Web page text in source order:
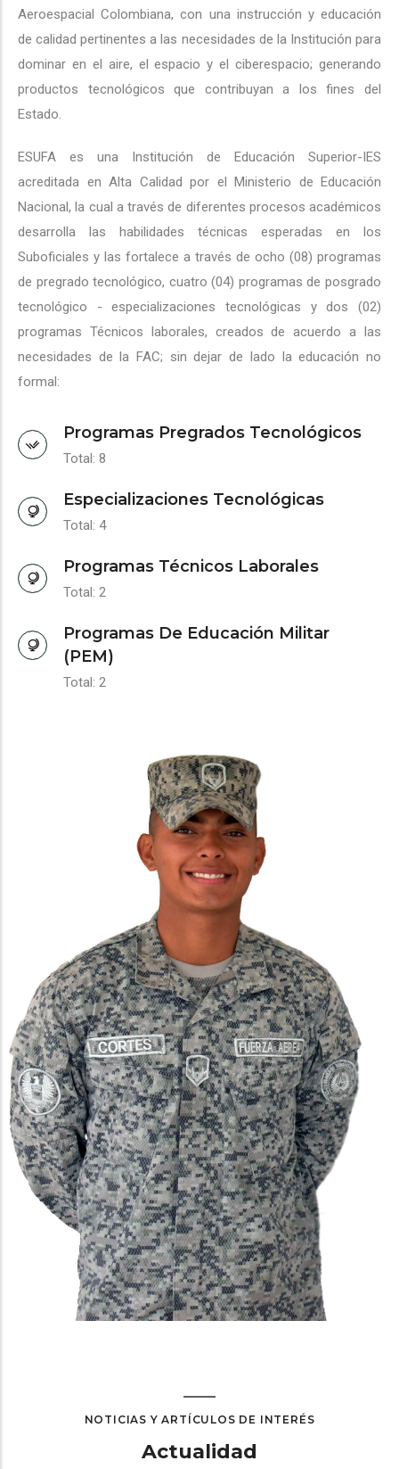
Aeroespacial Colombiana, con una instrucción y educación
de calidad pertinentes a las necesidades de la Institución para
dominar en el aire, el espacio y el ciberespacio; generando
productos tecnológicos que contribuyan a los fines del
Estado.
ESUFA es una Institución de Educación Superior-IES
acreditada en Alta Calidad por el Ministerio de Educación
Nacional, la cual a través de diferentes procesos académicos
desarrolla las habilidades técnicas esperadas en los
Suboficiales y las fortalece a través de ocho (08) programas
de pregrado tecnológico, cuatro (04) programas de posgrado
tecnológico - especializaciones tecnológicas y dos (02)
programas Técnicos laborales, creados de acuerdo a las
necesidades de la FAC; sin dejar de lado la educación no
formal:
Programas Pregrados Tecnológicos
Total: 8
Especializaciones Tecnológicas
Total: 4
Programas Técnicos Laborales
Total: 2
Programas De Educación Militar
(PEM)
Total: 2
NOTICIAS Y ARTÍCULOS DE INTERÉS
Actualidad